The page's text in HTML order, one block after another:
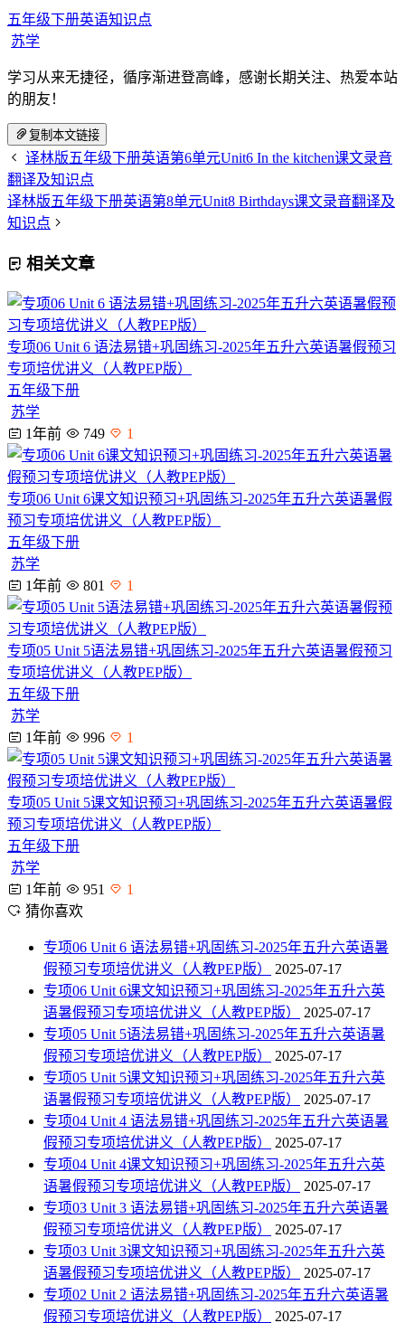
五年级下册英语知识点
苏学
学习从来无捷径，循序渐进登高峰，感谢长期关注、热爱本站
的朋友！
复制本文链接
译林版五年级下册英语第6单元Unit6 In the kitchen课文录音
翻译及知识点
译林版五年级下册英语第8单元Unit8 Birthdays课文录音翻译及
知识点
相关文章
专项06 Unit 6 语法易错+巩固练习-2025年五升六英语暑假预习
专项培优讲义（人教PEP版）
五年级下册
苏学
1年前
749 1
专项06 Unit 6课文知识预习+巩固练习-2025年五升六英语暑假
预习专项培优讲义（人教PEP版）
五年级下册
苏学
1年前
801 1
专项05 Unit 5语法易错+巩固练习-2025年五升六英语暑假预习
专项培优讲义（人教PEP版）
五年级下册
苏学
1年前
996 1
专项05 Unit 5课文知识预习+巩固练习-2025年五升六英语暑假
预习专项培优讲义（人教PEP版）
五年级下册
苏学
1年前
951
1
猜你喜欢
专项06 Unit 6 语法易错+巩固练习-2025年五升六英语暑
假预习专项培优讲义（人教PEP版）
2025-07-17
专项06 Unit 6课文知识预习+巩固练习-2025年五升六英
语暑假预习专项培优讲义（人教PEP版）
2025-07-17
专项05 Unit 5语法易错+巩固练习-2025年五升六英语暑
假预习专项培优讲义（人教PEP版）
2025-07-17
专项05 Unit 5课文知识预习+巩固练习-2025年五升六英
语暑假预习专项培优讲义（人教PEP版）
2025-07-17
专项04 Unit 4 语法易错+巩固练习-2025年五升六英语暑
假预习专项培优讲义（人教PEP版）
2025-07-17
专项04 Unit 4课文知识预习+巩固练习-2025年五升六英
语暑假预习专项培优讲义（人教PEP版）
2025-07-17
专项03 Unit 3 语法易错+巩固练习-2025年五升六英语暑
假预习专项培优讲义（人教PEP版）
2025-07-17
专项03 Unit 3课文知识预习+巩固练习-2025年五升六英
语暑假预习专项培优讲义（人教PEP版）
2025-07-17
专项02 Unit 2 语法易错+巩固练习-2025年五升六英语暑
假预习专项培优讲义（人教PEP版）
2025-07-17